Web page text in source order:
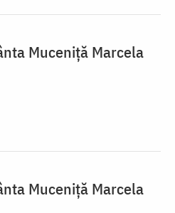
Muceniță Marcela
Muceniță Marcela